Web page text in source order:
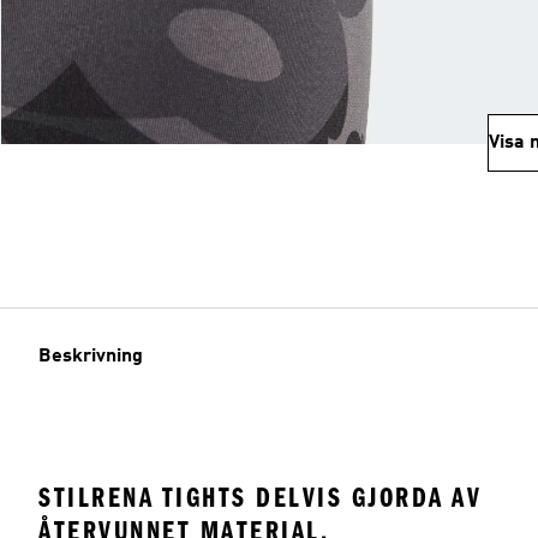
Visa
Beskrivning
STILRENA TIGHTS DELVIS GJORDA AV
ÅTERVUNNET MATERIAL.